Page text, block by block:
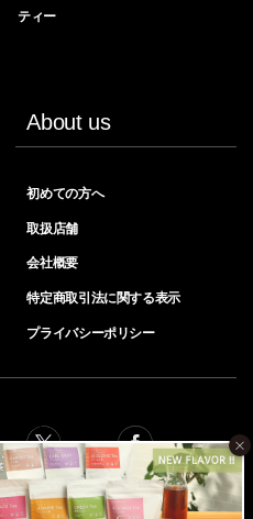
×
ティー
About us
初めての方へ
取扱店舗
会社概要
特定商取引法に関する表示
プライバシーポリシー